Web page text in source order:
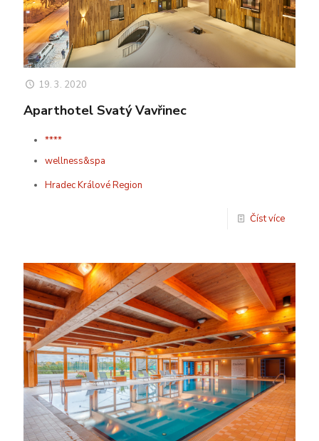
19. 3. 2020
Aparthotel Svatý Vavřinec
****
wellness&spa
Hradec Králové Region
Číst více